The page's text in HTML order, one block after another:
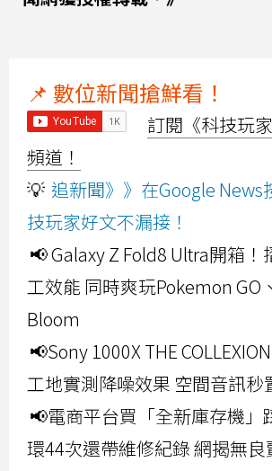
📌 數位新聞搶鮮看！
訂閱《科技玩
頻道！
💡 追新聞》》在Google News
技玩家好文不漏接！
📢 Galaxy Z Fold8 Ultra開箱
工效能 同時爽玩Pokemon GO
Bloom
📢Sony 1000X THE
工地實測降噪效果 空間音訊秒
📢電商平台買「全新庫存機」
環44次還帶維修紀錄 網揭無良